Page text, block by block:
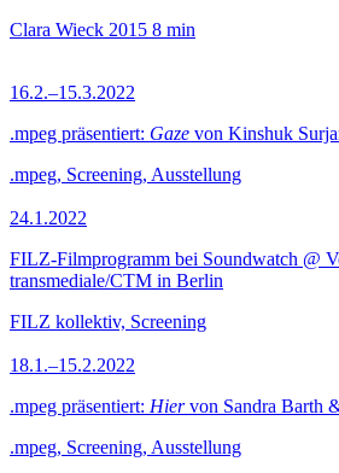
Clara Wieck 2015 8 min
16.2.–15.3.2022
.mpeg präsentiert: Gaze von Kinshuk
.mpeg, Screening, Ausstellung
24.1.2022
FILZ-Filmprogramm bei Soundwatch @
transmediale/CTM in Berlin
FILZ kollektiv, Screening
18.1.–15.2.2022
.mpeg präsentiert: Hiervon Sandra Barth
.mpeg, Screening, Ausstellung